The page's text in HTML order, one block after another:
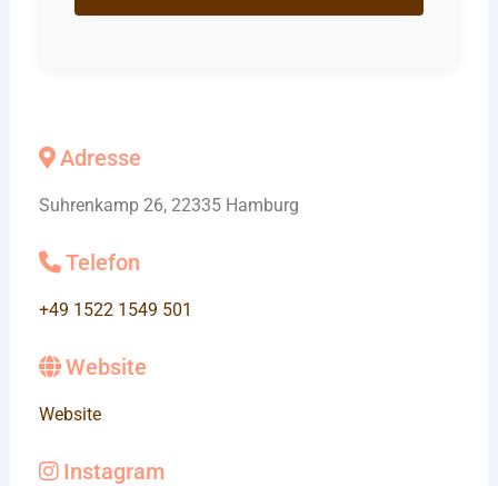
Adresse
Suhrenkamp 26, 22335 Hamburg
Telefon
+49 1522 1549 501
Website
Website
Instagram